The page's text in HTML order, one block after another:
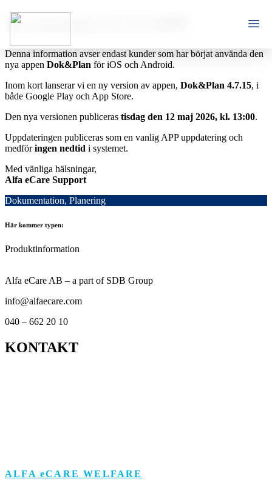
Ny version 4.7.15 APP
Denna information avser endast kunder som har börjat använda den
nya appen Dok&Plan för iOS och Android.
Inom kort lanserar vi en ny version av appen, Dok&Plan 4.7.15, i
både Google Play och App Store.
Den nya versionen publiceras tisdag den 12 maj 2026, kl. 13:00.
Uppdateringen publiceras som en vanlig APP uppdatering och
medföringen nedtid i systemet.
Med vänliga hälsningar,
Alfa eCare Support
Dokumentation, Planering
Här kommer typen:
Produktinformation
Alfa eCare AB – a part of SDB Group
info@alfaecare.com
040 – 662 20 10
KONTAKT
ALFA eCARE WELFARE